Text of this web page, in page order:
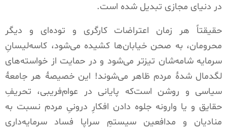
در دنیای مجازی تبدیل شده است.
حقیقتاً هر زمان اعتراضات کارگری و توده‌ای و دیگر
محرومان، به صحن خیابان‌ها کشیده می‌شود، کاسه‌لیسانِ
سرمایه شامه‌شان تیزتر می‌شود و در حمایت از خواسته‌های
لگدمال شدۀ مردم ظاهر می‌شوند! این خصیصۀ هر جامعۀ
سیاسی و روشن است‌که پایانی در عوام‌فریبی، تحریفِ
حقایق و یا وارونه جلوه دادن افکارِ درونیِ مردم نسبت به
منادیان و مدافعین سیستمِ سراپا فساد سرمایه‌داری